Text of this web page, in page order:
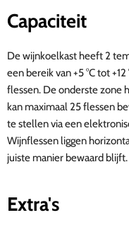
Capaciteit
De wijnkoelkast heeft 2
een bereik van +5 °C tot
flessen. De onderste zone
kan maximaal 25 flessen
te stellen via een
Wijnflessen liggen
juiste manier bewaard blijft.
Extra's